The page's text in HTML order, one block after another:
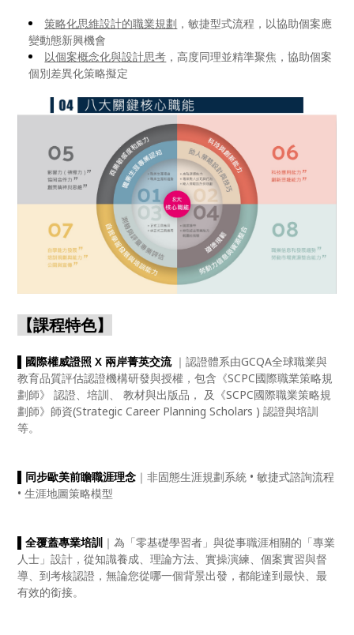
策略化思維設計的職業規劃 ，敏捷型式流程，以協助個案應
變動態新興機會
以個案概念化與設計思考 ，高度同理並精準聚焦，協助個案
個別差異化策略擬定
【課程特色】
國際權威證照 X 兩岸菁英交流 ｜認證體系由GCQA全球職業與
教育品質評估認證機構研發與授權，包含《SCPC國際職業策略規
劃師》 認證、培訓、 教材與出版品， 及《SCPC國際職業策略規
劃師》師資(Strategic Career Planning Scholars ) 認證與培訓
等。
同步歐美前瞻職涯理念 ｜非固態生涯規劃系統 • 敏捷式諮詢流程
• 生涯地圖策略模型
▌全覆蓋專業培訓 ｜為「零基礎學習者」與從事職涯相關的「專業
人士」設計，從知識養成、理論方法、實操演練、個案實習與督
導、到考核認證，無論您從哪一個背景出發，都能達到最快、最
有效的銜接。